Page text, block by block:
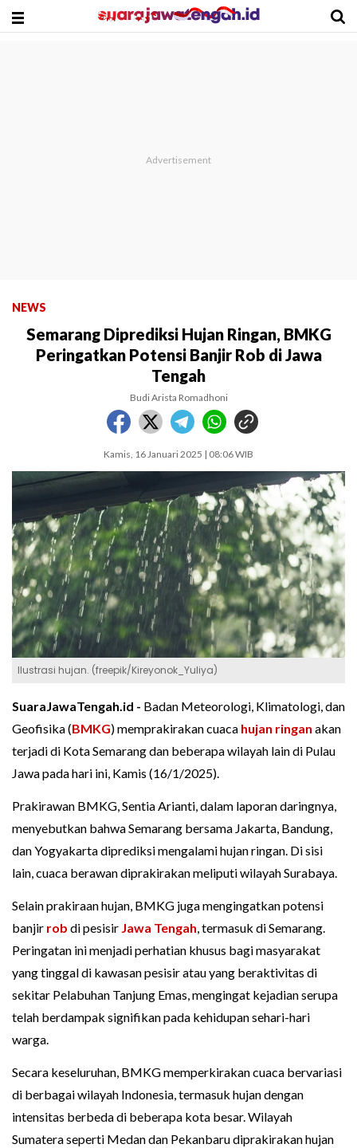
NEWS
Semarang Diprediksi Hujan Ringan, BMKG
Peringatkan Potensi Banjir Rob di Jawa
Tengah
Budi Arista Romadhoni
Kamis, 16 Januari 2025 | 08:06 WIB
Ilustrasi hujan. (freepik/Kireyonok_Yuliya)
SuaraJawaTengah.id - Badan Meteorologi, Klimatologi, dan
Geofisika (BMKG) memprakirakan cuaca hujan ringan akan
terjadi di Kota Semarang dan beberapa wilayah lain di Pulau
Jawa pada hari ini, Kamis (16/1/2025).
Prakirawan BMKG, Sentia Arianti, dalam laporan daringnya,
menyebutkan bahwa Semarang bersama Jakarta, Bandung,
dan Yogyakarta diprediksi mengalami hujan ringan. Di sisi
lain, cuaca berawan diprakirakan meliputi wilayah Surabaya.
Selain prakiraan hujan, BMKG juga mengingatkan potensi
banjir rob di pesisir Jawa Tengah, termasuk di Semarang.
Peringatan ini menjadi perhatian khusus bagi masyarakat
yang tinggal di kawasan pesisir atau yang beraktivitas di
sekitar Pelabuhan Tanjung Emas, mengingat kejadian serupa
telah berdampak signifikan pada kehidupan sehari-hari
warga.
Secara keseluruhan, BMKG memperkirakan cuaca bervariasi
di berbagai wilayah Indonesia, termasuk hujan dengan
intensitas berbeda di beberapa kota besar. Wilayah
Sumatera seperti Medan dan Pekanbaru diprakirakan hujan